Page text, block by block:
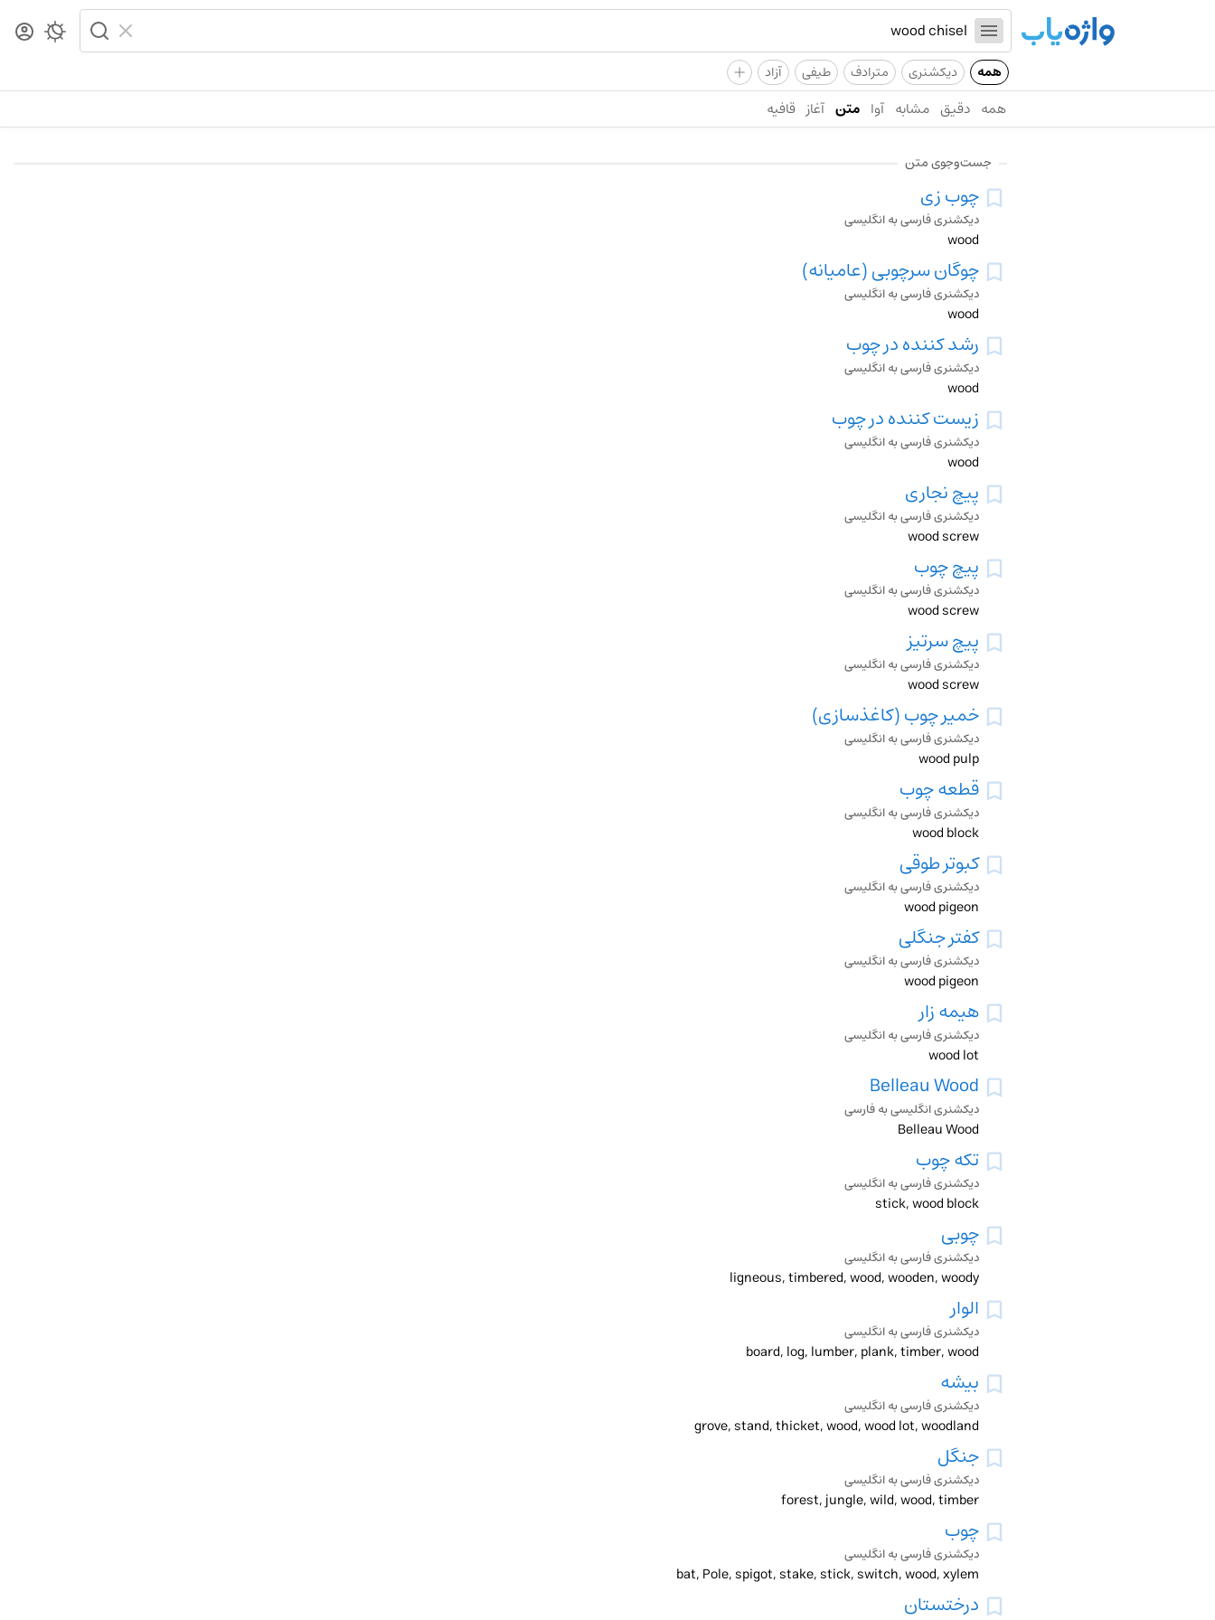
همه دیکشنری مترادف طیفی آزاد +
همه دقیق مشابه آوا متن آغاز قافیه
جست‌وجوی متن
چوب زی
دیکشنری فارسی به انگلیسی
wood
چوگان سرچوبی (عامیانه)
دیکشنری فارسی به انگلیسی
wood
رشد کننده در چوب
دیکشنری فارسی به انگلیسی
wood
زیست کننده در چوب
دیکشنری فارسی به انگلیسی
wood
پیچ نجاری
دیکشنری فارسی به انگلیسی
wood screw
پیچ چوب
دیکشنری فارسی به انگلیسی
wood screw
پیچ سرتیز
دیکشنری فارسی به انگلیسی
wood screw
خمیر چوب (کاغذسازی)
دیکشنری فارسی به انگلیسی
wood pulp
قطعه چوب
دیکشنری فارسی به انگلیسی
wood block
کبوتر طوقی
دیکشنری فارسی به انگلیسی
wood pigeon
کفتر جنگلی
دیکشنری فارسی به انگلیسی
wood pigeon
هیمه زار
دیکشنری فارسی به انگلیسی
wood lot
Belleau Wood
دیکشنری انگلیسی به فارسی
Belleau Wood
تکه چوب
دیکشنری فارسی به انگلیسی
stick, wood block
چوبی
دیکشنری فارسی به انگلیسی
ligneous, timbered, wood, wooden, woody
الوار
دیکشنری فارسی به انگلیسی
board, log, lumber, plank, timber, wood
بیشه
دیکشنری فارسی به انگلیسی
grove, stand, thicket, wood, wood lot, woodland
جنگل
دیکشنری فارسی به انگلیسی
forest, jungle, wild, wood, timber
چوب
دیکشنری فارسی به انگلیسی
bat, Pole, spigot, stake, stick, switch, wood, xylem
درختستان